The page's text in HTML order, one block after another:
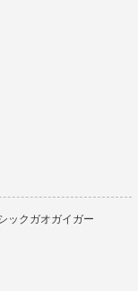
ックガオガイガー